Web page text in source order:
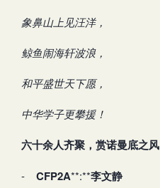
象鼻山上见汪洋，
鲸鱼闹海轩波浪，
和平盛世天下愿，
中华学子更攀援！
六十余人齐聚，赏诺曼底之风
- CFP2A**:**李文静